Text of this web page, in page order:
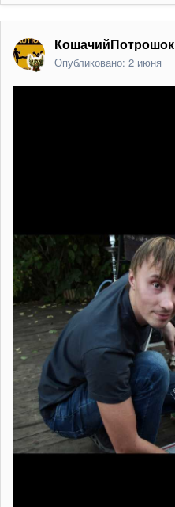
КошачийПотрошок
Опубликовано: 2 июня